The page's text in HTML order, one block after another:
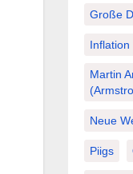
Große
Inflation
Martin
Neue
Piigs